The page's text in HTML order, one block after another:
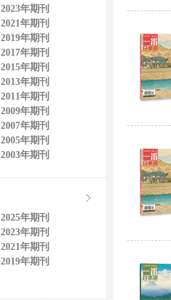
2023年期刊
2021年期刊
2019年期刊
2017年期刊
2015年期刊
2013年期刊
2011年期刊
2009年期刊
2007年期刊
2005年期刊
2003年期刊
2025年期刊
2023年期刊
2021年期刊
2019年期刊